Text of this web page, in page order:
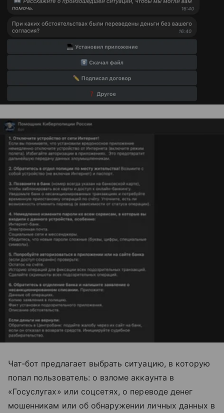
Чат‑бот предлагает выбрать ситуацию, в которую
попал пользователь: о взломе аккаунта в
«Госуслугах» или соцсетях, о переводе денег
мошенникам или об обнаружении личных данных в